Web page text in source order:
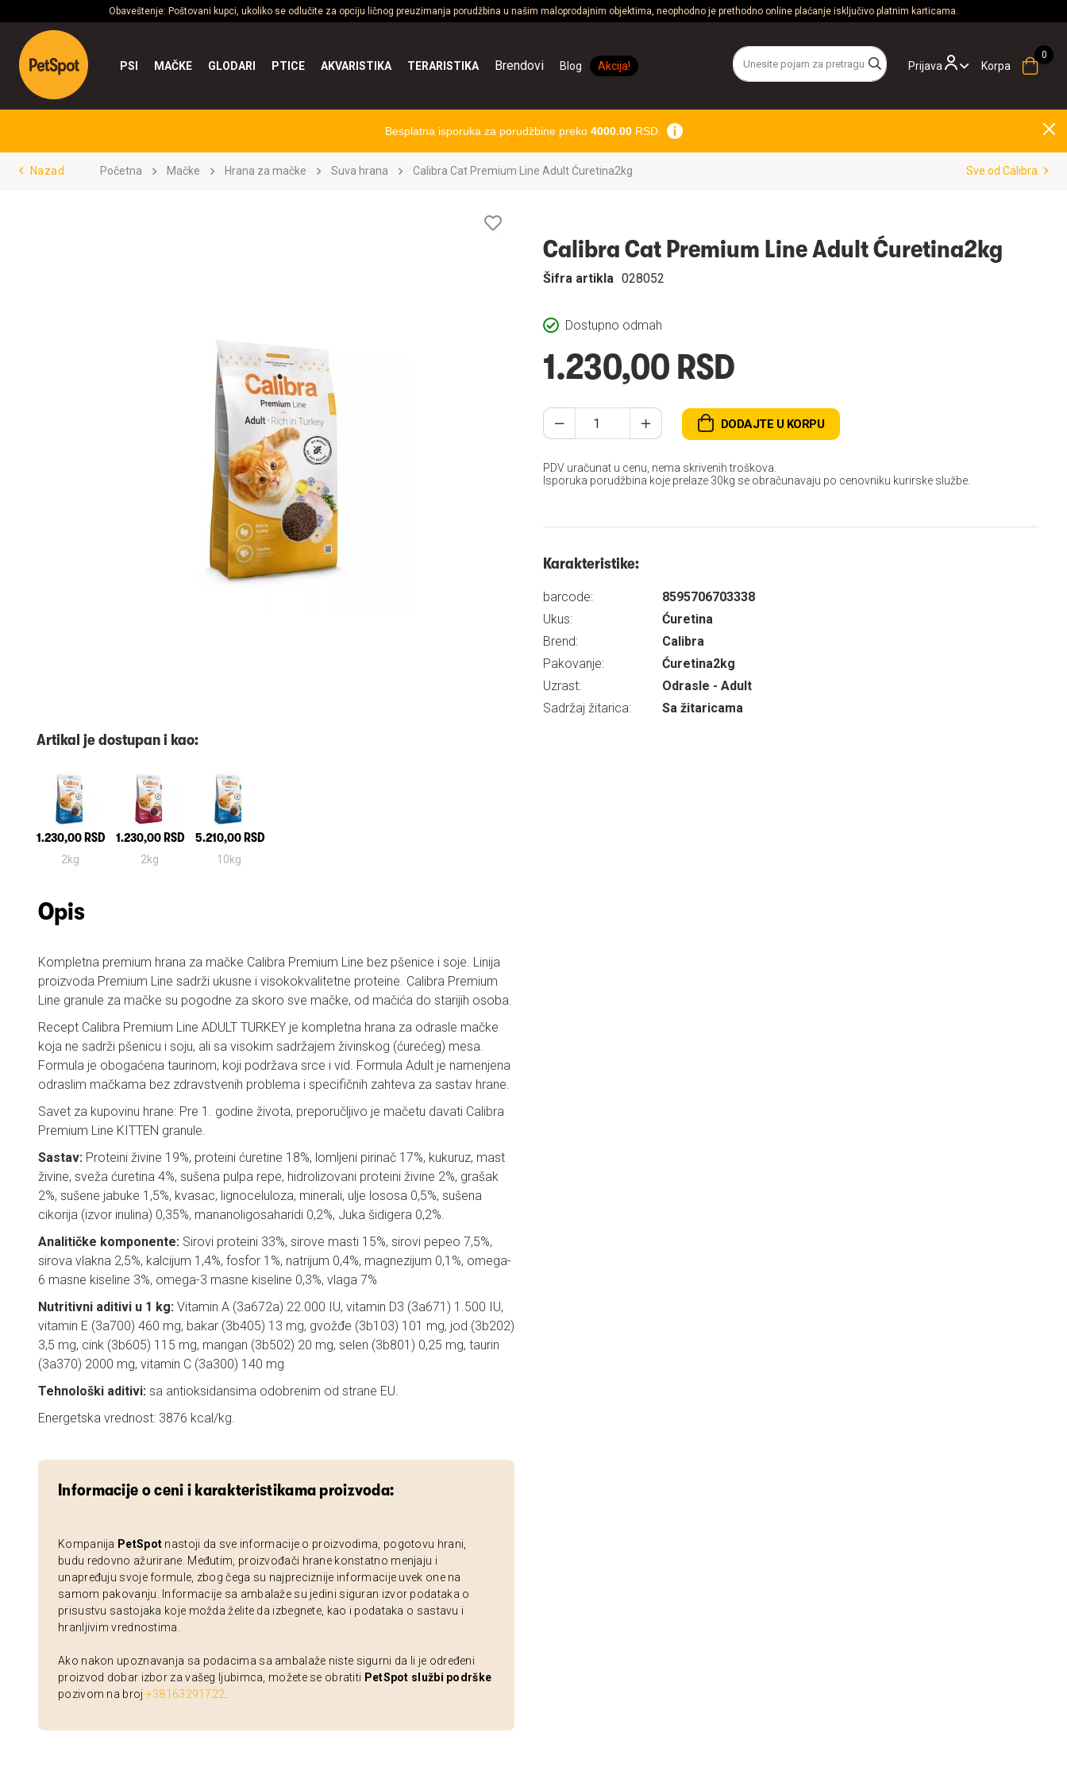
Obaveštenje: Poštovani kupci, ukoliko se odlučite za opciju ličnog preuzimanja porudžbina u našim maloprodajnim objektima, neophodno je prethodno online plaćanje isključivo platnim karticama.
Prijava
PSI MAČKE GLODARI PTICE AKVARISTIKA TERARISTIKA Brendovi Blog Akcija! Korpa
Besplatna isporuka za porudžbine preko 4000.00RSD.
Nazad Početna Mačke Hrana za mačke Suva hrana Calibra Cat Premium Line Adult Ćuretina2kg Sve od Calibra
Artikal je dostupan i kao:
1.230,00 RSD
2kg
1.230,00 RSD
2kg
5.210,00 RSD
10kg
Opis
Kompletna premium hrana za mačke Calibra Premium Line bez pšenice i soje. Linija
proizvoda Premium Line sadrži ukusne i visokokvalitetne proteine. Calibra Premium
Line granule za mačke su pogodne za skoro sve mačke, od mačića do starijih osoba.
Recept Calibra Premium Line ADULT TURKEY je kompletna hrana za odrasle mačke
koja ne sadrži pšenicu i soju, ali sa visokim sadržajem živinskog (ćurećeg) mesa.
Formula je obogaćena taurinom, koji podržava srce i vid. Formula Adult je namenjena
odraslim mačkama bez zdravstvenih problema i specifičnih zahteva za sastav hrane.
Savet za kupovinu hrane: Pre 1. godine života, preporučljivo je mačetu davati Calibra
Premium Line KITTEN granule.
Sastav: Proteini živine 19%, proteini ćuretine 18%, lomljeni pirinač 17%, kukuruz, mast
živine, sveža ćuretina 4%, sušena pulpa repe, hidrolizovani proteini živine 2%, grašak
2%, sušene jabuke 1,5%, kvasac, lignoceluloza, minerali, ulje lososa 0,5%, sušena
cikorija (izvor inulina) 0,35%, mananoligosaharidi 0,2%, Juka šidigera 0,2%.
Analitičke komponente: Sirovi proteini 33%, sirove masti 15%, sirovi pepeo 7,5%,
sirova vlakna 2,5%, kalcijum 1,4%, fosfor 1%, natrijum 0,4%, magnezijum 0,1%, omega-
6 masne kiseline 3%, omega-3 masne kiseline 0,3%, vlaga 7%
Nutritivni aditivi u 1 kg: Vitamin A (3a672a) 22.000 IU, vitamin D3 (3a671) 1.500 IU,
vitamin E (3a700) 460 mg, bakar (3b405) 13 mg, gvožđe (3b103) 101 mg, jod (3b202)
3,5 mg, cink (3b605) 115 mg, mangan (3b502) 20 mg, selen (3b801) 0,25 mg, taurin
(3a370) 2000 mg, vitamin C (3a300) 140 mg
Tehnološki aditivi: sa antioksidansima odobrenim od strane EU.
Energetska vrednost: 3876 kcal/kg.
Informacije o ceni i karakteristikama proizvoda:
Kompanija PetSpot nastoji da sve informacije o proizvodima, pogotovu hrani,
budu redovno ažurirane. Međutim, proizvođači hrane konstatno menjaju i
unapređuju svoje formule, zbog čega su najpreciznije informacije uvek one na
samom pakovanju. Informacije sa ambalaže su jedini siguran izvor podataka o
prisustvu sastojaka koje možda želite da izbegnete, kao i podataka o sastavu i
hranljivim vrednostima.
Ako nakon upoznavanja sa podacima sa ambalaže niste sigurni da li je određeni
proizvod dobar izbor za vašeg ljubimca, možete se obratiti PetSpot službi podrške
pozivom na broj +38163291722
želja
Calibra Cat Premium Line Adult Ćuretina2kg
Dostupno odmah
Šifra artikla 028052
1.230,00 RSD
DODAJTE U KORPU
PDV uračunat u cenu, nema skrivenih troškova.
Isporuka porudžbina koje prelaze 30kg se obračunavaju po cenovniku kurirske službe.
Karakteristike:
barcode:
8595706703338
Ukus:
Ćuretina
Brend:
Calibra
Pakovanje:
Ćuretina2kg
Uzrast:
Odrasle - Adult
Sadržaj žitarica:
Sa žitaricama